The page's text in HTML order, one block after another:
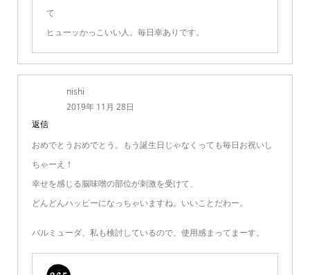
て
ヒューッかっこいい人。毎日幸ありです。
nishi
2019年 11月 28日
返信
おめでとうおめでとう。もう誕生日じゃなくっても毎日お祝いし
ちゃーえ！
幸せを感じる脳味噌の部位が刺激を受けて、
どんどんハッピーになっちゃいますね。いいことだわー。
バルミューダ、私も検討しているので、使用感まってまーす。